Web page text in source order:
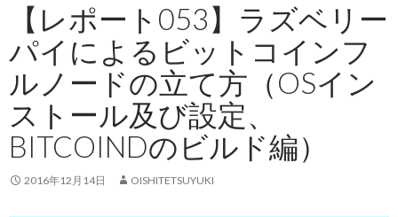
移
動
【レポート053】ラズベリー
パイによるビットコインフ
ルノードの立て方（OSイン
ストール及び設定、
BITCOINDのビルド編）
2016年12月14日 OISHITETSUYUKI